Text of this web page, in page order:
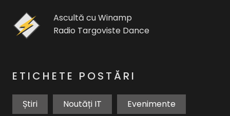
Ascultă cu Winamp
Radio Targoviste Dance
ETICHETE POSTĂRI
Știri Noutăți IT Evenimente